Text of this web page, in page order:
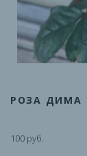
РОЗА ДИМА
100 руб.